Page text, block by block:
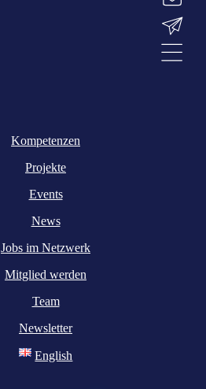
Kompetenzen
Projekte
Events
News
Jobs im Netzwerk
Mitglied werden
Team
Newsletter
English